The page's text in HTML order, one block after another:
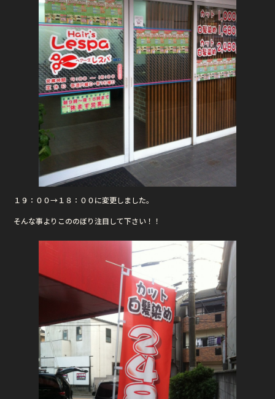
１９：００→１８：００に変更しました。
そんな事よりこののぼり注目して下さい！！